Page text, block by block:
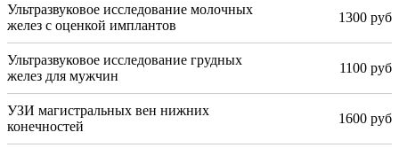
Ультразвуковое исследование молочных
желез с оценкой имплантов
1300 руб
Ультразвуковое исследование грудных
желез для мужчин
1100 руб
УЗИ магистральных вен нижних
конечностей
1600 руб